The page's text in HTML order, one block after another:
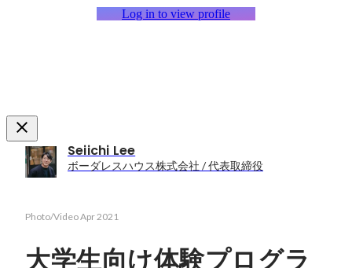
Log in to view profile
Seiichi Lee
ボーダレスハウス株式会社 / 代表取締役
Photo/VideoApr 2021
大学生向け体験プログラ